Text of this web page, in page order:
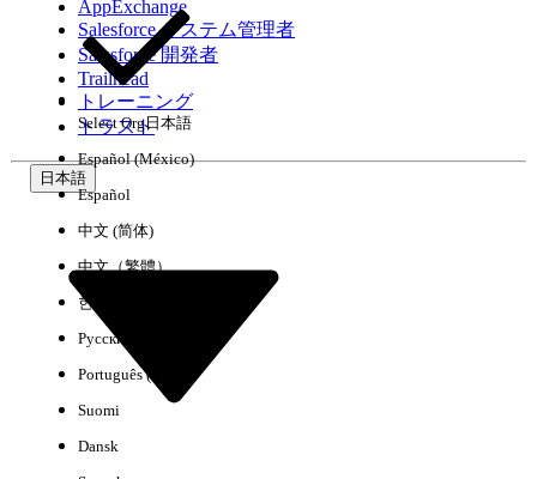
環境
AppExchange
Salesforce システム管理者
Salesforce 開発者
Trailhead
トレーニング
トラスト
日本語
Select Org日本語
Español (México)
Español
中文 (简体)
中文（繁體）
한국어
Русский
Português (Brasil)
Suomi
Dansk